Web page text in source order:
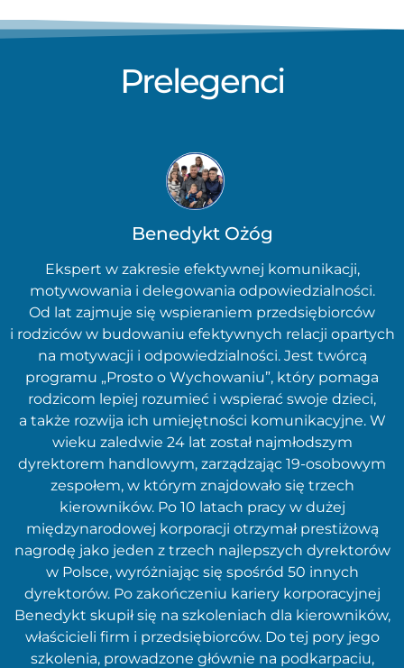
Prelegenci
Benedykt Ożóg
Ekspert w zakresie efektywnej komunikacji,
motywowania i delegowania odpowiedzialności.
Od lat zajmuje się wspieraniem przedsiębiorców
i rodziców w budowaniu efektywnych relacji opartych
na motywacji i odpowiedzialności. Jest twórcą
programu „Prosto o Wychowaniu”, który pomaga
rodzicom lepiej rozumieć i wspierać swoje dzieci,
a także rozwija ich umiejętności komunikacyjne. W
wieku zaledwie 24 lat został najmłodszym
dyrektorem handlowym, zarządzając 19-osobowym
zespołem, w którym znajdowało się trzech
kierowników. Po 10 latach pracy w dużej
międzynarodowej korporacji otrzymał prestiżową
nagrodę jako jeden z trzech najlepszych dyrektorów
w Polsce, wyróżniając się spośród 50 innych
dyrektorów. Po zakończeniu kariery korporacyjnej
Benedykt skupił się na szkoleniach dla kierowników,
właścicieli firm i przedsiębiorców. Do tej pory jego
szkolenia, prowadzone głównie na podkarpaciu,